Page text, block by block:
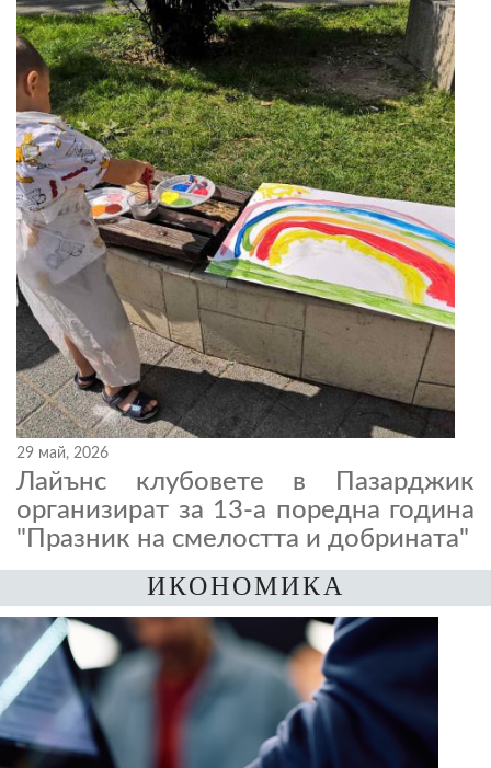
29 май, 2026
Лайънс клубовете в Пазарджик
организират за 13-а поредна година
"Празник на смелостта и добрината"
ИКОНОМИКА